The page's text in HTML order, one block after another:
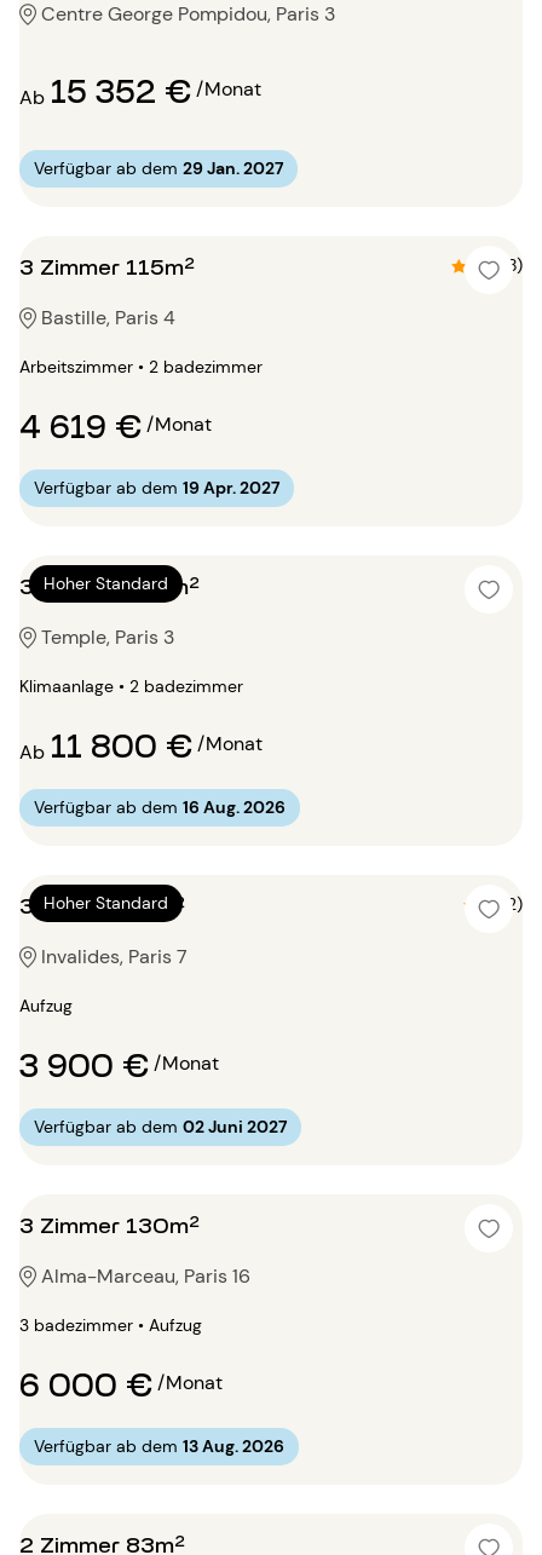
Centre George Pompidou, Paris 3
Ab 15 352 €/Monat
Verfügbar ab dem 29 Jan. 2027
3 Zimmer 115m² 4.5 (8)
Bastille, Paris 4
Arbeitszimmer • 2 badezimmer
4 619 €/Monat
Verfügbar ab dem 19 Apr. 2027
Hoher Standard
3 Zimmer 160m²
Temple, Paris 3
Klimaanlage • 2 badezimmer
Ab 11 800 €/Monat
Verfügbar ab dem 16 Aug. 2026
Hoher Standard
3 Zimmer 96m² 5 (2)
Invalides, Paris 7
Aufzug
3 900 €/Monat
Verfügbar ab dem 02 Juni 2027
3 Zimmer 130m²
Alma-Marceau, Paris 16
3 badezimmer • Aufzug
6 000 €/Monat
Verfügbar ab dem 13 Aug. 2026
2 Zimmer 83m²